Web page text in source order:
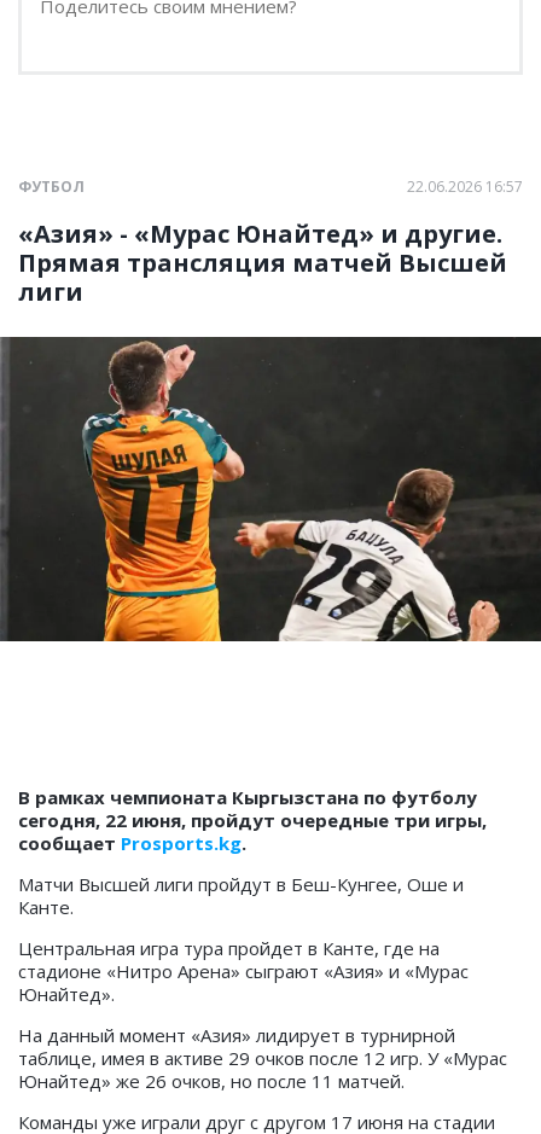
ФУТБОЛ 22.06.2026 16:57
«Азия» - «Мурас Юнайтед» и другие.
Прямая трансляция матчей Высшей
лиги
В рамках чемпионата Кыргызстана по футболу
сегодня, 22 июня, пройдут очередные три игры,
сообщает Prosports.kg.
Матчи Высшей лиги пройдут в Беш-Кунгее, Оше и
Канте.
Центральная игра тура пройдет в Канте, где на
стадионе «Нитро Арена» сыграют «Азия» и «Мурас
Юнайтед».
На данный момент «Азия» лидирует в турнирной
таблице, имея в активе 29 очков после 12 игр. У «Мурас
Юнайтед» же 26 очков, но после 11 матчей.
Команды уже играли друг с другом 17 июня на стадии